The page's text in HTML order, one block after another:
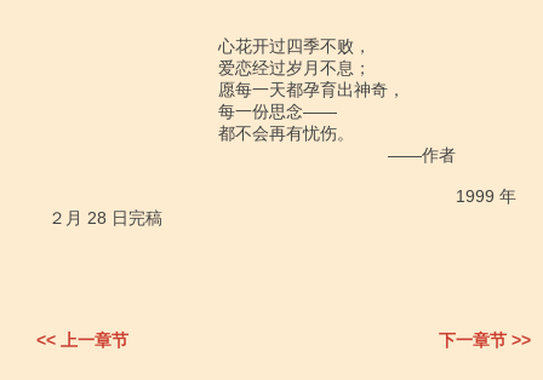
心花开过四季不败，
爱恋经过岁月不息；
愿每一天都孕育出神奇，
每一份思念――
都不会再有忧伤。
――作者
1999 年
２月 28 日完稿
<< 上一章节 下一章节 >>